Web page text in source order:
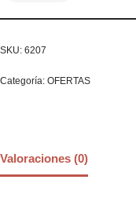
SKU: 6207
Categoría: OFERTAS
Valoraciones (0)